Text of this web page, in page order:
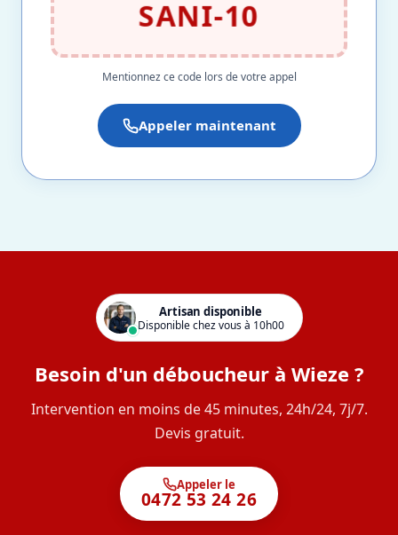
SANI-10
Mentionnez ce code lors de votre appel
Appeler maintenant
Artisan disponible
Disponible chez vous à 10h00
Besoin d'un déboucheur à Wieze ?
Intervention en moins de 45 minutes, 24h/24, 7j/7.
Devis gratuit.
Appeler le
0472 53 24 26